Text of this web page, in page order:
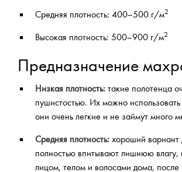
Средняя плотность: 400–500 г/м2
Высокая плотность: 500–900 г/м2
Предназначение
Низкая плотность: такие полотенца
пушистостью. Их можно
они очень легкие и не займут много
Средняя плотность: хороший вариант
полностью впитывают лишнюю влагу,
лицом, телом и волосами дома,